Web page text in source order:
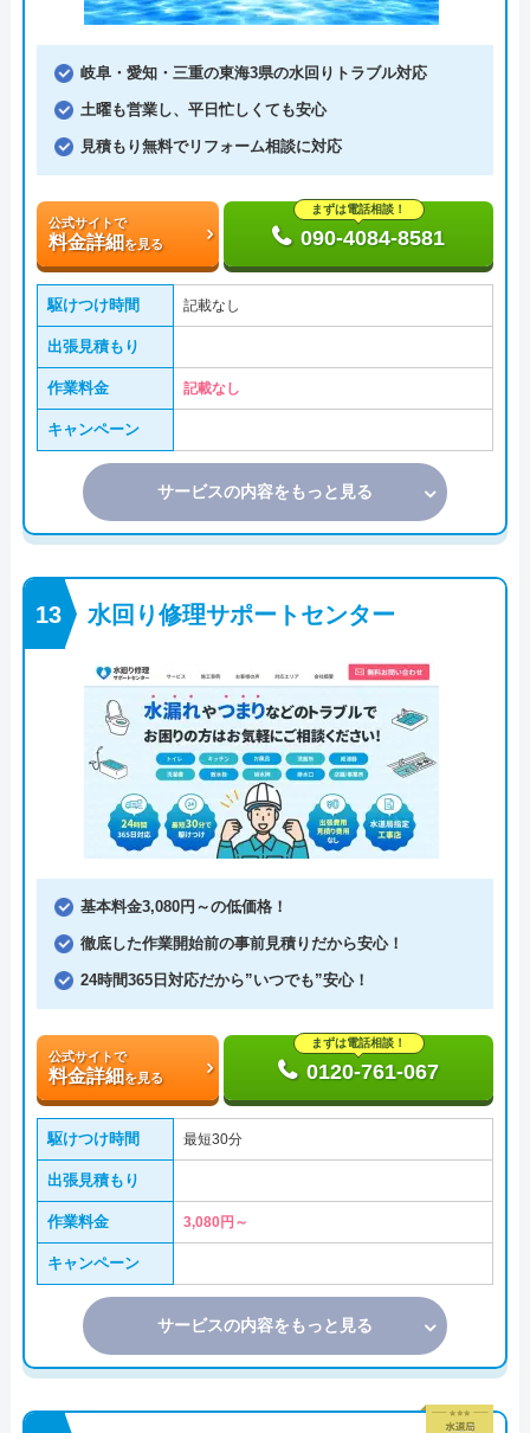
岐阜・愛知・三重の東海3県の水回りトラブル対応
土曜も営業し、平日忙しくても安心
見積もり無料でリフォーム相談に対応
公式サイトで
料金詳細を見る
まずは電話相談！
090-4084-8581
駆けつけ時間 記載なし
出張見積もり
作業料金 記載なし
キャンペーン
サービスの内容をもっと見る
水回り修理サポートセンター
基本料金3,080円～の低価格！
徹底した作業開始前の事前見積りだから安心！
24時間365日対応だから”いつでも”安心！
公式サイトで
料金詳細を見る
まずは電話相談！
0120-761-067
駆けつけ時間 最短30分
出張見積もり
作業料金 3,080円～
キャンペーン
サービスの内容をもっと見る